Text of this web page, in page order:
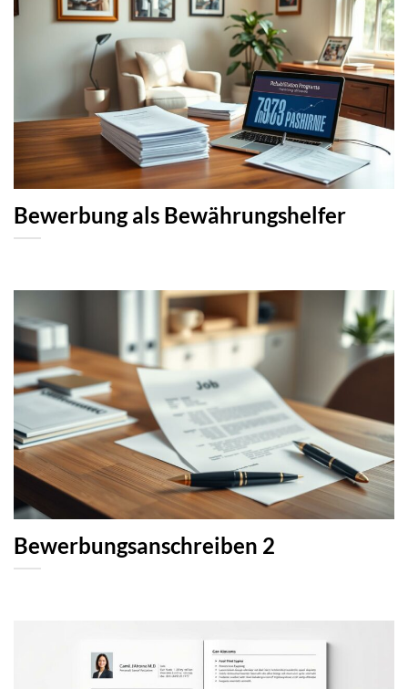
Bewerbung als Bewährungshelfer
Bewerbungsanschreiben 2